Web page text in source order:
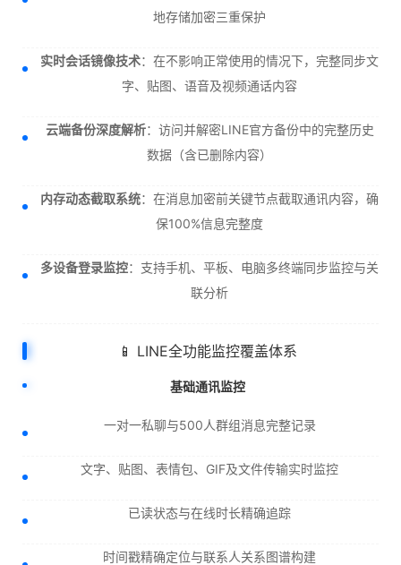
地存储加密三重保护
实时会话镜像技术：在不影响正常使用的情况下，完整同步文
字、贴图、语音及视频通话内容
云端备份深度解析：访问并解密LINE官方备份中的完整历史
数据（含已删除内容）
内存动态截取系统：在消息加密前关键节点截取通讯内容，确
保100%信息完整度
多设备登录监控：支持手机、平板、电脑多终端同步监控与关
联分析
📱 LINE全功能监控覆盖体系
基础通讯监控
一对一私聊与500人群组消息完整记录
文字、贴图、表情包、GIF及文件传输实时监控
已读状态与在线时长精确追踪
时间戳精确定位与联系人关系图谱构建